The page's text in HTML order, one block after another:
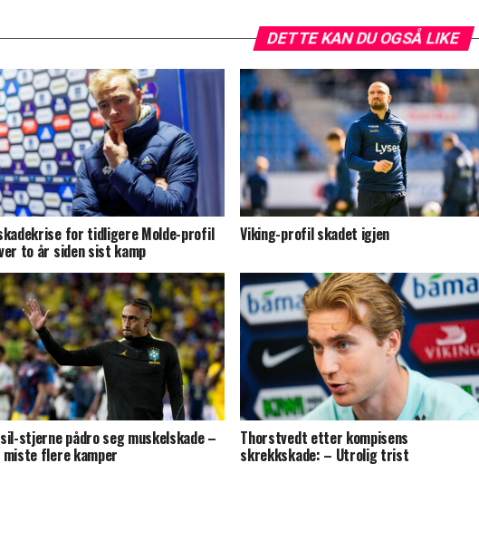
DETTE KAN DU OGSÅ LIKE
for tidligere Molde-profil
to år siden sist kamp
Viking-profil skadet igjen
stjerne pådro seg muskelskade –
miste flere kamper
Thorstvedt etter kompisens
skrekkskade: – Utrolig trist